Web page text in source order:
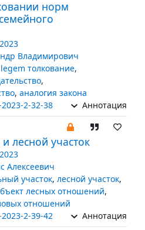
норм
Владимирович
толкование,
,
, аналогия закона
2-32-38 Аннотация
лесной участок
Алексеевич
участок, лесной участок,
лесных отношений,
отношений
2-39-42 Аннотация